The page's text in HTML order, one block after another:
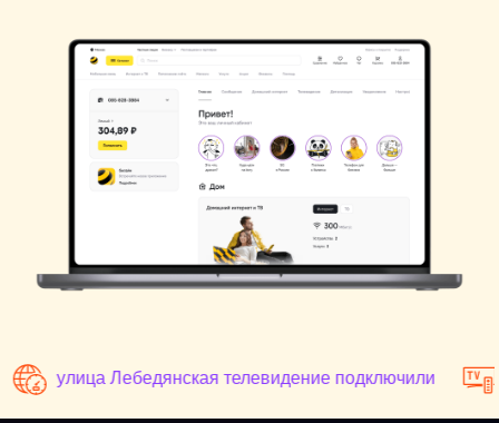
улица Лебедянская телевидение подключили